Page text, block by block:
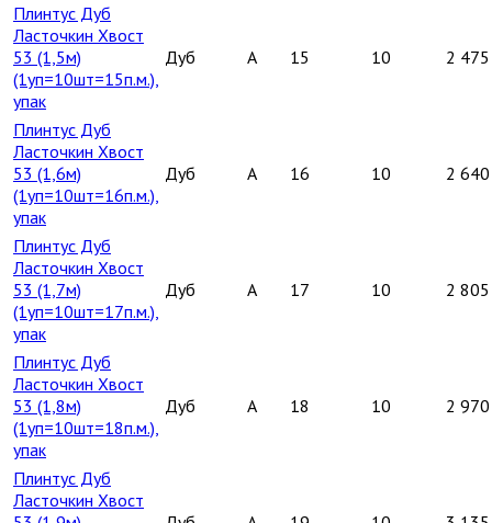
Плинтус Дуб
Ласточкин Хвост
53 (1,5м)
(1уп=10шт=15п.м.),
упак
Дуб A 15 10 2 475
Плинтус Дуб
Ласточкин Хвост
53 (1,6м)
(1уп=10шт=16п.м.),
упак
Дуб A 16 10 2 640
Плинтус Дуб
Ласточкин Хвост
53 (1,7м)
(1уп=10шт=17п.м.),
упак
Дуб A 17 10 2 805
Плинтус Дуб
Ласточкин Хвост
53 (1,8м)
(1уп=10шт=18п.м.),
упак
Дуб A 18 10 2 970
Плинтус Дуб
Ласточкин Хвост